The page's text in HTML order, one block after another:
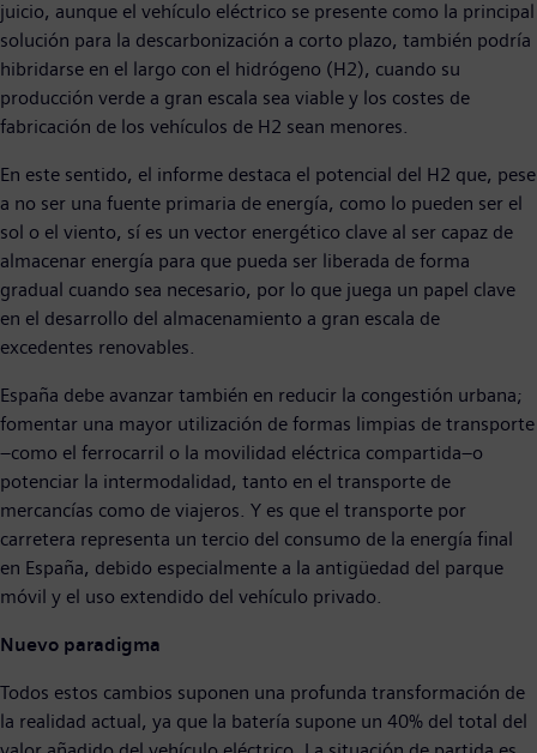
juicio, aunque el vehículo eléctrico se presente como la principal
solución para la descarbonización a corto plazo, también podría
hibridarse en el largo con el hidrógeno (H2), cuando su
producción verde a gran escala sea viable y los costes de
fabricación de los vehículos de H2 sean menores.
En este sentido, el informe destaca el potencial del H2 que, pese
a no ser una fuente primaria de energía, como lo pueden ser el
sol o el viento, sí es un vector energético clave al ser capaz de
almacenar energía para que pueda ser liberada de forma
gradual cuando sea necesario, por lo que juega un papel clave
en el desarrollo del almacenamiento a gran escala de
excedentes renovables.
España debe avanzar también en reducir la congestión urbana;
fomentar una mayor utilización de formas limpias de transporte
−como el ferrocarril o la movilidad eléctrica compartida−o
potenciar la intermodalidad, tanto en el transporte de
mercancías como de viajeros. Y es que el transporte por
carretera representa un tercio del consumo de la energía final
en España, debido especialmente a la antigüedad del parque
móvil y el uso extendido del vehículo privado.
Nuevo paradigma
Todos estos cambios suponen una profunda transformación de
la realidad actual, ya que la batería supone un 40% del total del